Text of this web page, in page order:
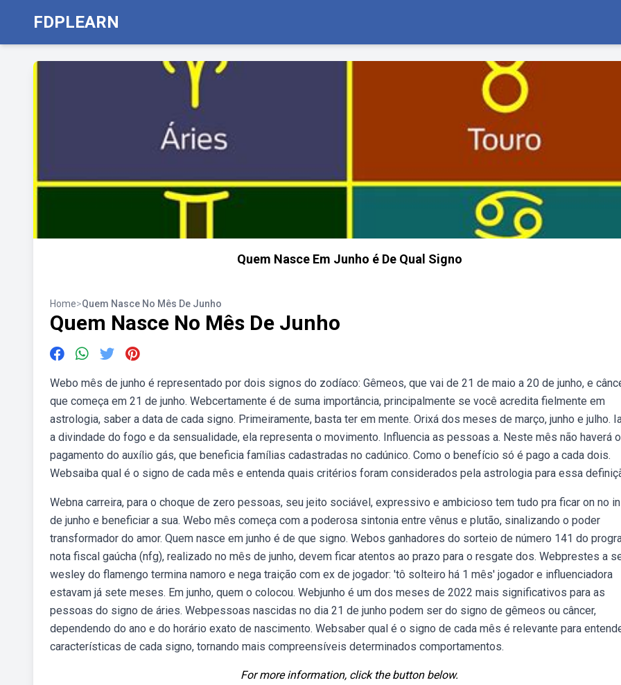
FDPLEARN
Quem Nasce Em Junho é De Qual Signo
Home>Quem Nasce No Mês De Junho
Quem Nasce No Mês De Junho
Webo mês de junho é representado por dois signos do zodíaco: Gêmeos, que vai de 21 de maio a 20 de junho, e
que começa em 21 de junho. Webcertamente é de suma importância, principalmente se você acredita fielmente em
astrologia, saber a data de cada signo. Primeiramente, basta ter em mente. Orixá dos meses de março, junho e julho.
a divindade do fogo e da sensualidade, ela representa o movimento. Influencia as pessoas a. Neste mês não haverá o
pagamento do auxílio gás, que beneficia famílias cadastradas no cadúnico. Como o benefício só é pago a cada dois.
Websaiba qual é o signo de cada mês e entenda quais critérios foram considerados pela astrologia para essa
Webna carreira, para o choque de zero pessoas, seu jeito sociável, expressivo e ambicioso tem tudo pra ficar on no
de junho e beneficiar a sua. Webo mês começa com a poderosa sintonia entre vênus e plutão, sinalizando o poder
transformador do amor. Quem nasce em junho é de que signo. Webos ganhadores do sorteio de número 141 do
nota fiscal gaúcha (nfg), realizado no mês de junho, devem ficar atentos ao prazo para o resgate dos. Webprestes a
wesley do flamengo termina namoro e nega traição com ex de jogador: 'tô solteiro há 1 mês' jogador e influenciadora
estavam já sete meses. Em junho, quem o colocou. Webjunho é um dos meses de 2022 mais significativos para as
pessoas do signo de áries. Webpessoas nascidas no dia 21 de junho podem ser do signo de gêmeos ou câncer,
dependendo do ano e do horário exato de nascimento. Websaber qual é o signo de cada mês é relevante para
características de cada signo, tornando mais compreensíveis determinados comportamentos.
For more information, click the button below.